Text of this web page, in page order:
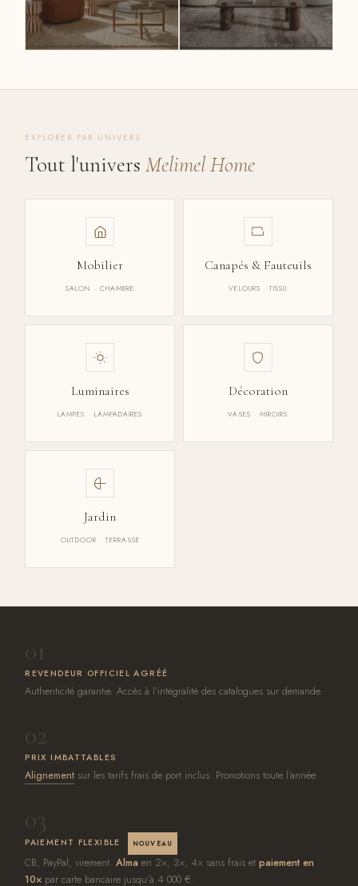
DÉCOUVRIR →
EXPLORER PAR UNIVERS
Tout l'universMelimel Home
Mobilier
SALON · CHAMBRE
Canapés & Fauteuils
VELOURS · TISSU
Luminaires
LAMPES · LAMPADAIRES
Décoration
VASES · MIROIRS
Jardin
OUTDOOR · TERRASSE
01
REVENDEUR OFFICIEL AGRÉÉ
Authenticité garantie. Accès à l'intégralité des catalogues sur demande.
02
PRIX IMBATTABLES
Alignement sur les tarifs frais de port inclus. Promotions toute l'année.
03
PAIEMENT FLEXIBLE NOUVEAU
CB, PayPal, virement.Alma en 2×, 3×, 4× sans frais etpaiement en
10× par carte bancaire jusqu'à 4 000 €.